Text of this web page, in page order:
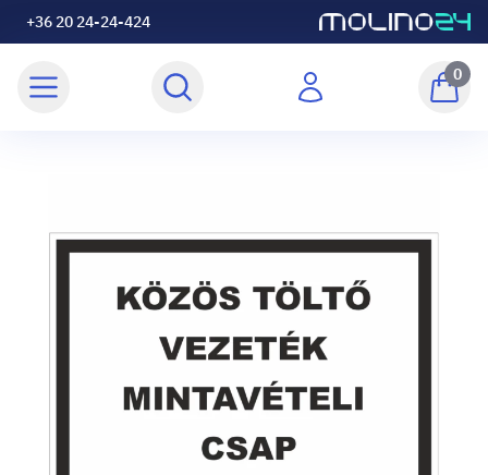
+36 20 24-24-424
0